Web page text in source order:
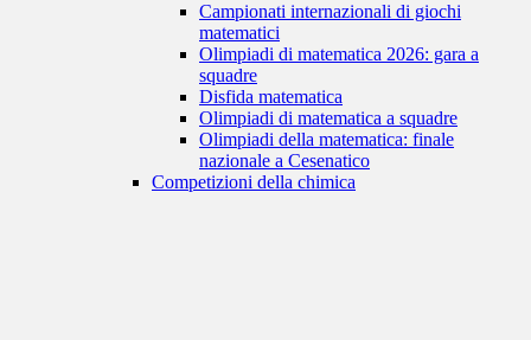
Campionati internazionali di giochi
matematici
Olimpiadi di matematica 2026: gara a
squadre
Disfida matematica
Olimpiadi di matematica a squadre
Olimpiadi della matematica: finale
nazionale a Cesenatico
Competizioni della chimica